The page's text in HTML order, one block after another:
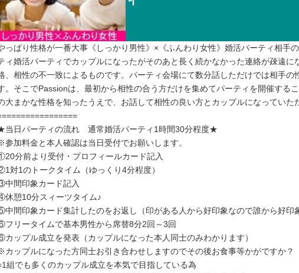
っぱり性格が一番大事《しっかり男性》×《ふんわり女性》婚活パーティ相手
ィ婚活パーティでカップルになったがそのあと長く続かなかった連絡が疎遠に
、相性の不一致によるものです。パーティ会場にて数分話しただけでは相手の
。そこでPassionは、最初から相性の合う方だけを集めてパーティを開催する
大まかな性格を知ったうえで、お話して相性の良い方とカップルになっていた
当日パーティの流れ 通常婚活パーティ1時間30分程度★
参加料金と本人確認は当日受付でお願いします。
分前より受付・プロフィールカード記入
対1のトークタイム（ゆっくり4分程度）
中間印象カード記入
休憩10分スィーツタイム♪
中間印象カード集計したのをお返し（印がある人から好印象なので誰から好印
フリータイムで基本男性から席替8分2回～3回
カップル成立を発表（カップルになった本人同士のみわかります）
カップルになった方同士お引き合わせしますのでその後お食事等かがですか？
組でも多くのカップル成立を本気で目指している為